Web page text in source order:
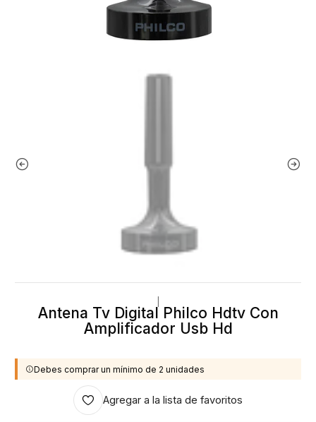
Antena Tv Digital Philco Hdtv Con
Amplificador Usb Hd
Debes comprar un mínimo de 2 unidades
Agregar a la lista de favoritos